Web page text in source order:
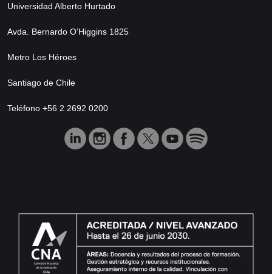
Universidad Alberto Hurtado
Avda. Bernardo O’Higgins 1825
Metro Los Héroes
Santiago de Chile
Teléfono +56 2 2692 0200